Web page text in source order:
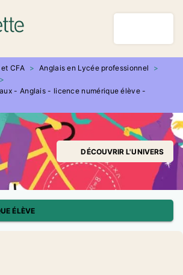
CFA > Anglais en Lycée professionnel
>
>
- Anglais - licence numérique élève -
DÉCOUVRIR L'UNIVERS
ÉLÈVE